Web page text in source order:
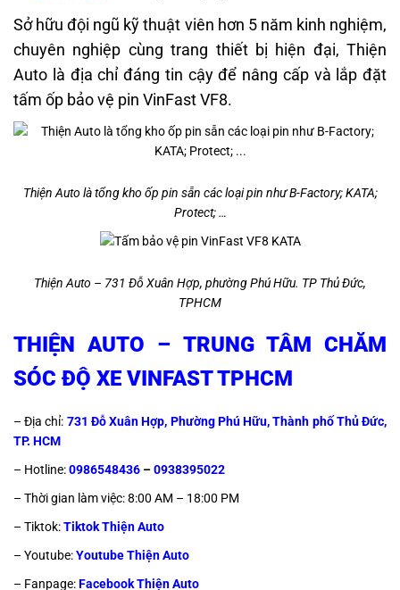
Sở hữu đội ngũ kỹ thuật viên hơn 5 năm kinh nghiệm,
chuyên nghiệp cùng trang thiết bị hiện đại, Thiện
Auto là địa chỉ đáng tin cậy để nâng cấp và lắp đặt
tấm ốp bảo vệ pin VinFast VF8.
Thiện Auto là tổng kho ốp pin sẵn các loại pin như B-Factory; KATA;
Protect; …
Thiện Auto – 731 Đỗ Xuân Hợp, phường Phú Hữu. TP Thủ Đức,
TPHCM
THIỆN AUTO – TRUNG TÂM CHĂM
SÓC ĐỘ XE VINFAST TPHCM
– Địa chỉ: 731 Đỗ Xuân Hợp, Phường Phú Hữu, Thành phố Thủ Đức,
TP. HCM
– Hotline:0986548436 –0938395022
– Thời gian làm việc: 8:00 AM – 18:00 PM
– Tiktok:Tiktok Thiện Auto
– Youtube:Youtube Thiện Auto
– Fanpage:Facebook Thiện Auto